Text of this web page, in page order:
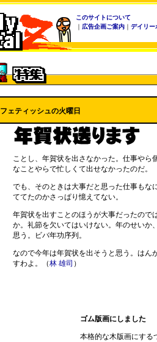
このサイトについて
｜ 広告企画ご案内 ｜ デイリー
フェティッシュの火曜日
ことし、年賀状を出さなかった。仕事やら
なことやらで忙しくて出せなかったのだ。
でも、そのときは大事だと思った仕事もな
ててたのかさっぱり憶えてない。
年賀状を出すことのほうが大事だったので
か。礼節を欠いてはいけない。年のせいか
思う。ビバ年功序列。
なので今年は年賀状を出そうと思う。はん
すわよ。（林 雄司 ）
ゴム版画にしました
本格的な木版画にする